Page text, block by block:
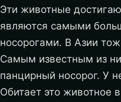
Эти животные
являются самыми
носорогами. В Азии
Самым известным из
панцирный носорог. У
Обитает это животное